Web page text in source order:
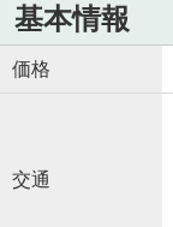
基本情報
価格
交通